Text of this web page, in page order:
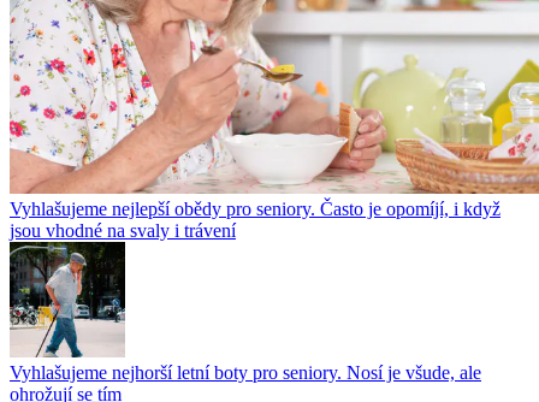
Vyhlašujeme nejlepší obědy pro seniory. Často je opomíjí, i když
jsou vhodné na svaly i trávení
Vyhlašujeme nejhorší letní boty pro seniory. Nosí je všude, ale
ohrožují se tím